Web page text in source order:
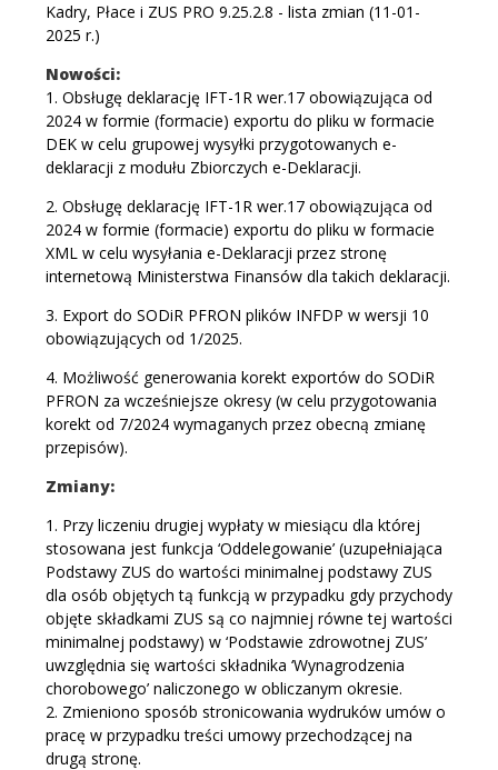
Kadry, Płace i ZUS PRO 9.25.2.8 - lista zmian (11-01-
2025 r.)
Nowości:
1. Obsługę deklarację IFT-1R wer.17 obowiązująca od
2024 w formie (formacie) exportu do pliku w formacie
DEK w celu grupowej wysyłki przygotowanych e-
deklaracji z modułu Zbiorczych e-Deklaracji.
2. Obsługę deklarację IFT-1R wer.17 obowiązująca od
2024 w formie (formacie) exportu do pliku w formacie
XML w celu wysyłania e-Deklaracji przez stronę
internetową Ministerstwa Finansów dla takich deklaracji.
3. Export do SODiR PFRON plików INFDP w wersji 10
obowiązujących od 1/2025.
4. Możliwość generowania korekt exportów do SODiR
PFRON za wcześniejsze okresy (w celu przygotowania
korekt od 7/2024 wymaganych przez obecną zmianę
przepisów).
Zmiany:
1. Przy liczeniu drugiej wypłaty w miesiącu dla której
stosowana jest funkcja ‘Oddelegowanie’ (uzupełniająca
Podstawy ZUS do wartości minimalnej podstawy ZUS
dla osób objętych tą funkcją w przypadku gdy przychody
objęte składkami ZUS są co najmniej równe tej wartości
minimalnej podstawy) w ‘Podstawie zdrowotnej ZUS’
uwzględnia się wartości składnika ‘Wynagrodzenia
chorobowego’ naliczonego w obliczanym okresie.
2. Zmieniono sposób stronicowania wydruków umów o
pracę w przypadku treści umowy przechodzącej na
drugą stronę.